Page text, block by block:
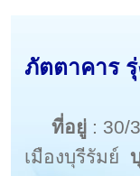
ภัตตาคาร รุ่
ที่อยู่ : 30/
เมืองบุรีรัมย์